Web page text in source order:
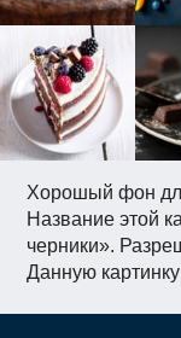
Хорошый фон
Название этой
черники».
Данную